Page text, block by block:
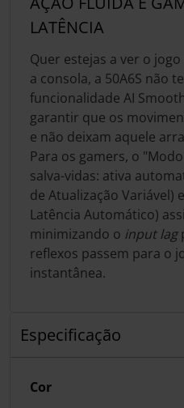
LATÊNCIA
Quer estejas a ver o
a consola, a 50A6S não
funcionalidade AI
garantir que os
e não deixam aquele
Para os gamers, o
salva-vidas: ativa
de Atualização Variável)
Latência Automático)
minimizando o input lag
reflexos passem para o
instantânea.
Especificação
Cor